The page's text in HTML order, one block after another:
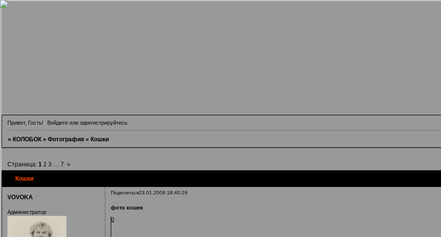
Привет, Гость! Войдите илизарегистрируйтесь
» КОЛОБОК » Фотография » Кошки
Кошки
Страница: 1 2 3 … 7 »
Поделиться23.01.2009 18:40:29
VOVOKA
Администратор
фото кошек
0